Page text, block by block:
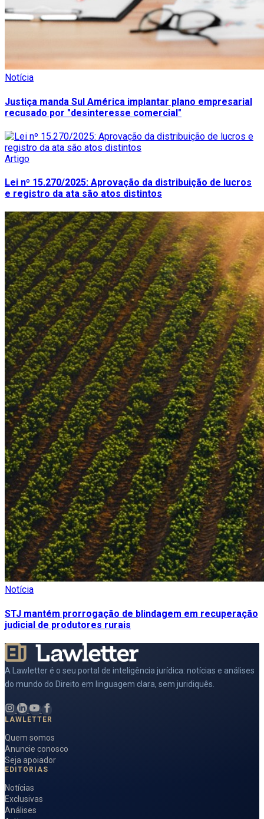
Notícia
Justiça manda Sul América implantar plano empresarial
recusado por "desinteresse comercial"
Artigo
Lei nº 15.270/2025: Aprovação da distribuição de lucros
e registro da ata são atos distintos
Notícia
STJ mantém prorrogação de blindagem em recuperação
judicial de produtores rurais
A Lawletter é o seu portal de inteligência jurídica: notícias e análises
do mundo do Direito em linguagem clara, sem juridiquês.
LAWLETTER
Quem somos
Anuncie conosco
Seja apoiador
EDITORIAS
Notícias
Exclusivas
Análises